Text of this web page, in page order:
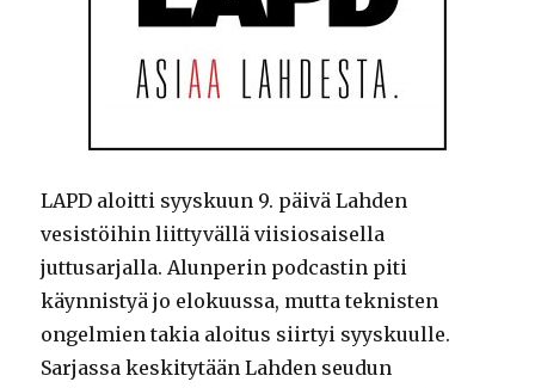
LAPD aloitti syyskuun 9. päivä Lahden
vesistöihin liittyvällä viisiosaisella
juttusarjalla. Alunperin podcastin piti
käynnistyä jo elokuussa, mutta teknisten
ongelmien takia aloitus siirtyi syyskuulle.
Sarjassa keskitytään Lahden seudun